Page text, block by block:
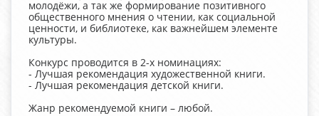
молодёжи, а так же формирование позитивного
общественного мнения о чтении, как социальной
ценности, и библиотеке, как важнейшем элементе
культуры.
Конкурс проводится в 2-х номинациях:
- Лучшая рекомендация художественной книги.
- Лучшая рекомендация детской книги.
Жанр рекомендуемой книги – любой.